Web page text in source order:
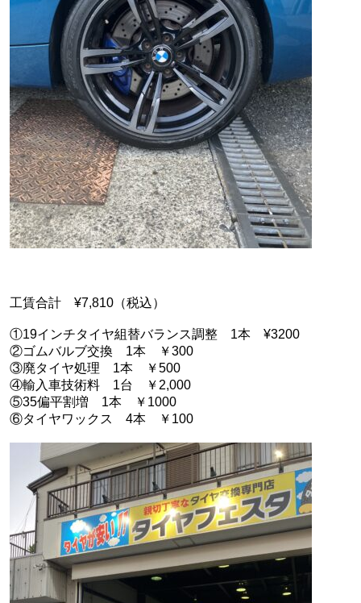
工賃合計 ¥7,810（税込）
①19インチタイヤ組替バランス調整 1本 ¥3200
②ゴムバルブ交換 1本 ￥300
③廃タイヤ処理 1本 ￥500
④輸入車技術料 1台 ￥2,000
⑤35偏平割増 1本 ￥1000
⑥タイヤワックス 4本 ￥100